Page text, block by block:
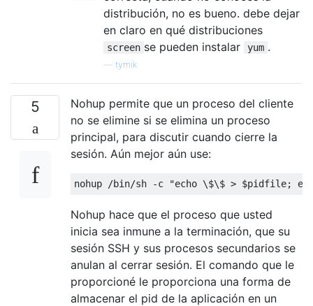
distribución, no es bueno. debe dejar
en claro en qué distribuciones
screen se pueden instalar yum .
tymik
5
Nohup permite que un proceso del cliente
no se elimine si se elimina un proceso
principal, para discutir cuando cierre la
sesión. Aún mejor aún use:
Nohup hace que el proceso que usted
inicia sea inmune a la terminación, que su
sesión SSH y sus procesos secundarios se
anulan al cerrar sesión. El comando que le
proporcioné le proporciona una forma de
almacenar el pid de la aplicación en un